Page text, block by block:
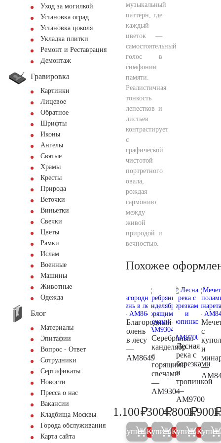
Уход за могилкой
Установка оград
Установка цоколя
Укладка плитки
Ремонт и Реставрация
Демонтаж
Гравировка
Картинки
Лицевое
Обратное
Шрифты
Иконы
Ангелы
Святые
Храмы
Кресты
Природа
Веточки
Виньетки
Свечки
Цветы
Рамки
Ислам
Военные
Машины
Животные
Одежда
Блог
Материалы
Эпитафии
Вопрос - Ответ
Сотрудники
Сертификаты
Новости
Пресса о нас
Вакансии
Кладбища Москвы
Города обслуживания
Карта сайта
музыкальный
паттерн, где
каждый
цветок —
самостоятельный
голос в
симфонии
памяти.
Реалистичная
тонкость
лепестков и
листьев
контрастирует
с
графической
чистотой
портретного
овала,
рождая
гармонию
между
живой
природой и
вечностью.
Похожее
Благородный
олень
в лесу
—
AM8649
1.200
1.100₽
Купить 5%
Серебряный
канделябр
с
горящими
свечами
—
AM9304
300
300₽
Купить 5%
Лесная
река с
березками
и
тропинкой
—
AM9700
5.000
4.800₽
Купить 5%
с
и
—
1.900
Купить